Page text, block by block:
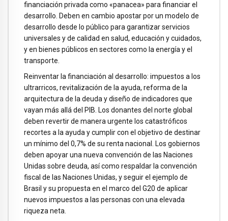
financiación privada como «panacea» para financiar el
desarrollo. Deben en cambio apostar por un modelo de
desarrollo desde lo público para garantizar servicios
universales y de calidad en salud, educación y cuidados,
y en bienes públicos en sectores como la energía y el
transporte.
Reinventar la financiación al desarrollo: impuestos a los
ultrarricos, revitalización de la ayuda, reforma de la
arquitectura de la deuda y diseño de indicadores que
vayan más allá del PIB. Los donantes del norte global
deben revertir de manera urgente los catastróficos
recortes a la ayuda y cumplir con el objetivo de destinar
un mínimo del 0,7% de su renta nacional. Los gobiernos
deben apoyar una nueva convención de las Naciones
Unidas sobre deuda, así como respaldar la convención
fiscal de las Naciones Unidas, y seguir el ejemplo de
Brasil y su propuesta en el marco del G20 de aplicar
nuevos impuestos a las personas con una elevada
riqueza neta.